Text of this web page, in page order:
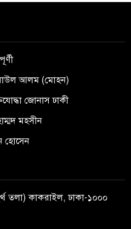
আলম (মোহন)
জোনাস ঢাকী
মহসীন
হোসেন
তলা) কাকরাইল, ঢাকা-১০০০